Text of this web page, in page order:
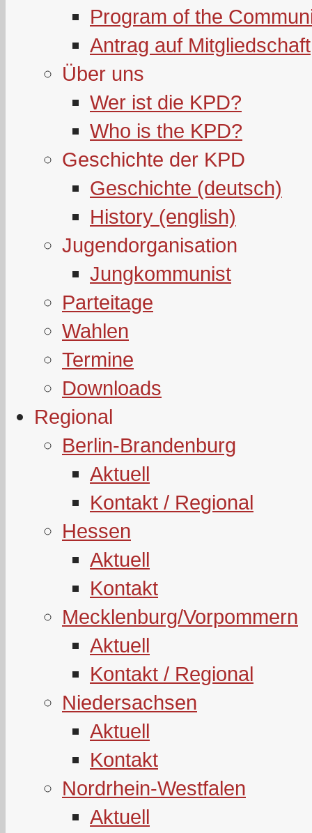
Program of the
Antrag auf Mitgliedschaft
Über uns
Wer ist die KPD?
Who is the KPD?
Geschichte der KPD
Geschichte (deutsch)
History (english)
Jugendorganisation
Jungkommunist
Parteitage
Wahlen
Termine
Downloads
Regional
Berlin-Brandenburg
Aktuell
Kontakt / Regional
Hessen
Aktuell
Kontakt
Mecklenburg/Vorpommern
Aktuell
Kontakt / Regional
Niedersachsen
Aktuell
Kontakt
Nordrhein-Westfalen
Aktuell